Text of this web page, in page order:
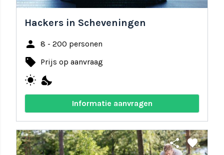
Hackers in Scheveningen
person 8 - 200 personen
local_offer Prijs op aanvraag
wb_sunny nights_stay
Informatie aanvragen
share favorite